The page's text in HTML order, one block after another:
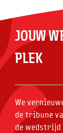
JOUW
PLEK
We
de tribune
de wedstrijd